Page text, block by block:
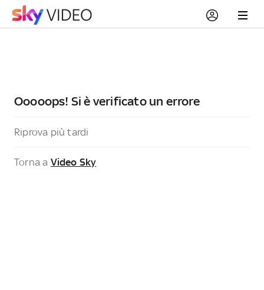
Ooooops! Si è verificato un errore
Riprova più tardi
Torna a Video Sky